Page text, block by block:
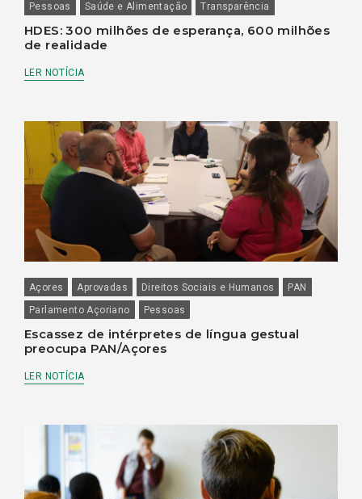
Pessoas Saúde e Alimentação Transparência
HDES: 300 milhões de esperança, 600 milhões
de realidade
LER NOTÍCIA
Açores Aprovadas Direitos Sociais e Humanos
PAN
Parlamento Açoriano
Pessoas
Escassez de intérpretes de língua gestual
preocupa PAN/Açores
LER NOTÍCIA